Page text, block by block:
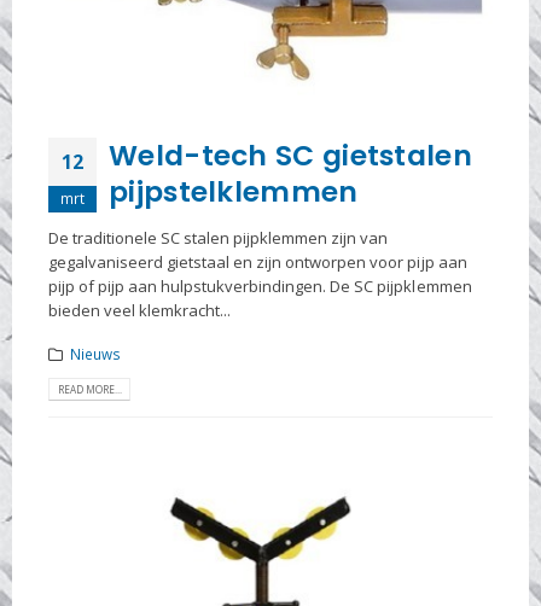
12
mrt
Weld-tech SC gietstalen
pijpstelklemmen
De traditionele SC stalen pijpklemmen zijn van
gegalvaniseerd gietstaal en zijn ontworpen voor pijp aan
pijp of pijp aan hulpstukverbindingen. De SC pijpklemmen
bieden veel klemkracht...
Nieuws
READ MORE...